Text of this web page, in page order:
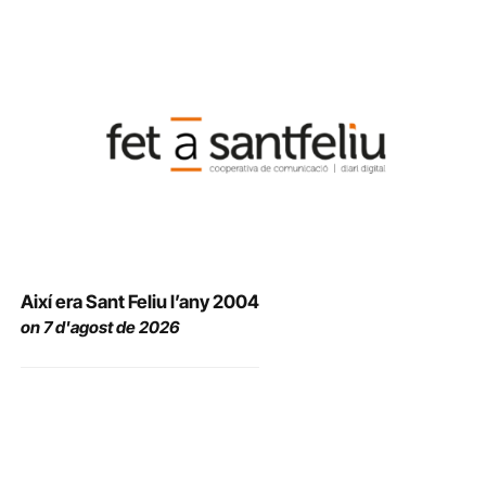
Així era Sant Feliu l’any 2004
on 7 d'agost de 2026